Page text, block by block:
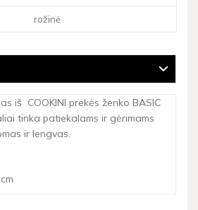
rožinė
iš COOKINI prekės ženko BASIC
tinka patiekalams ir gėrimams
ir lengvas.